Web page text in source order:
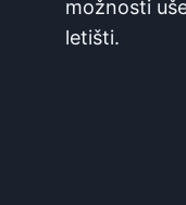
možnosti⁢
letišti.